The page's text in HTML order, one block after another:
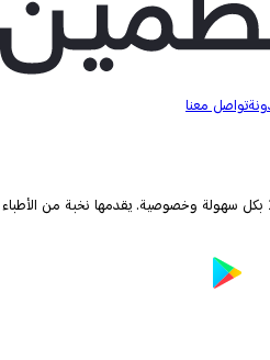
تواصل معنا
استشارات نفسية على مدار الساعة 24/7 بكل سهولة وخصوصية. يقدمها نخبة من الأطباء